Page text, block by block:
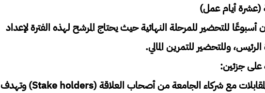
(عشرة أيام عمل)
أسبوعًا للتحضير للمرحلة النهائية حيث يحتاج المرشح لهذه الفترة لإعداد
وللتحضير للتمرين المالي.
على جزئين:
- الجزء الأول يتضمن المقابلات مع شركاء الجامعة من أصحاب العلاقة (Stake holders) وتهدف